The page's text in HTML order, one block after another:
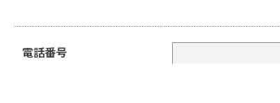
電話番号